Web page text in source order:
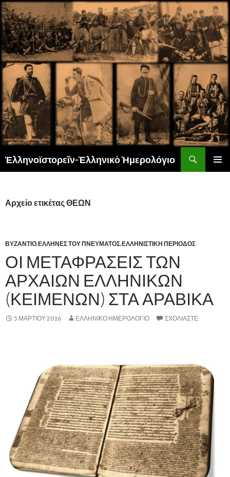
Ἑλληνοϊστορεῖν-Ἑλληνικὸ Ἡμερολόγιο
Αρχείο ετικέτας ΘΕΩΝ
ΒΥΖΑΝΤΙΟ,ΕΛΛΗΝΕΣ ΤΟΥ ΠΝΕΥΜΑΤΟΣ,ΕΛΛΗΝΙΣΤΙΚΗ ΠΕΡΙΟΔΟΣ
ΟΙ ΜΕΤΑΦΡΑΣΕΙΣ ΤΩΝ
ΑΡΧΑΙΩΝ ΕΛΛΗΝΙΚΩΝ
(ΚΕΙΜΕΝΩΝ) ΣΤΑ ΑΡΑΒΙΚΑ
5 ΜΑΡΤΊΟΥ 2016 ΕΛΛΗΝΙΚΟ ΗΜΕΡΟΛΟΓΙΟ ΣΧΟΛΙΆΣΤΕ